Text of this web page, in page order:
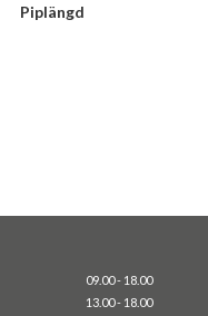
Piplängd
09.00 - 18.00
13.00 - 18.00